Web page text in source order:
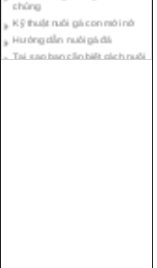
Kỹ thuật nuôi gà con mới nở
Hướng dẫn nuôi gà đá
Tại sao bạn cần biết cách nuôi
gà chọi ?